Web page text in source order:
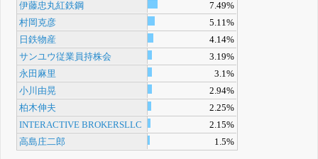
伊藤忠丸紅鉄鋼
7.49%
村岡克彦
5.11%
日鉄物産
4.14%
サンユウ従業員持株会
3.19%
永田麻里
3.1%
小川由晃
2.94%
柏木伸夫
2.25%
INTERACTIVE BROKERSLLC
2.15%
高島庄二郎
1.5%